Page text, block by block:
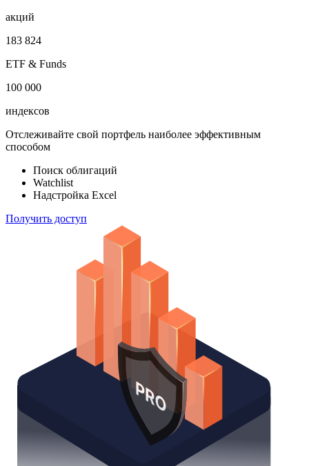
акций
183 824
ETF & Funds
100 000
индексов
Отслеживайте свой портфель наиболее эффективным
способом
Поиск облигаций
Watchlist
Надстройка Excel
Получить доступ